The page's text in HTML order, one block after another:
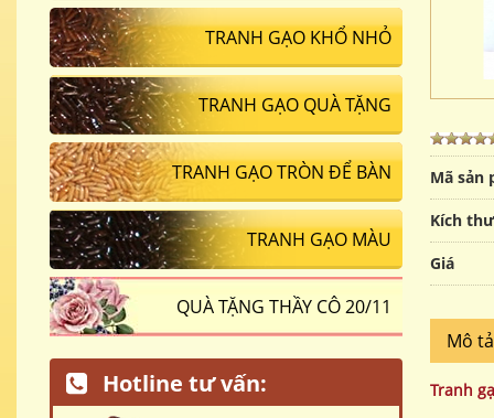
Mã sản
Kích
Giá
Mô
Tranh
TRANH GẠO KHỔ NHỎ
TRANH GẠO QUÀ TẶNG
TRANH GẠO TRÒN ĐỂ BÀN
TRANH GẠO MÀU
QUÀ TẶNG THẦY CÔ 20/11
Hotline tư vấn: